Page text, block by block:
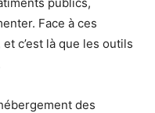
Face à ces
c’est là que les outils
des